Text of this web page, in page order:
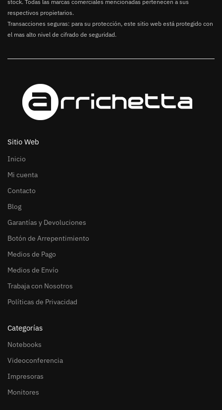
stock. Todas las marcas comerciales mencionadas pertenecen a sus
respectivos propietarios.
Transacciones seguras: para su protección, este sitio web está protegido con
el mas alto nivel de cifrado de seguridad.
Sitio Web
Inicio
Mi cuenta
Contacto
Blog
Garantías y Devoluciones
Botón de Arrepentimiento
Medios de Pago
Medios de Envío
Trabaja con Nosotros
Políticas de Privacidad
Categorías
Notebooks
Videoconferencia
Impresoras
Monitores